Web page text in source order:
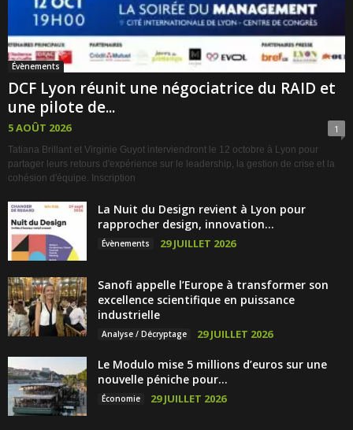
Évènements
DCF Lyon réunit une négociatrice du RAID et
une pilote de...
5 AOÛT 2026 1
Tatiana Brillant et Virginie Guyot interviendront le 12 octobre à Lyon pour
partager leurs retours d'expérience sur le leadership, la gestion de crise et la
cohésion d'équipe. Inscription
La Nuit du Design revient à Lyon pour
rapprocher design, innovation...
Évènements 29 JUILLET 2026
Sanofi appelle l’Europe à transformer son
excellence scientifique en puissance
industrielle
Analyse / Décryptage 29 JUILLET 2026
Le Modulo mise 5 millions d’euros sur une
nouvelle péniche pour...
Économie 29 JUILLET 2026